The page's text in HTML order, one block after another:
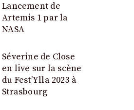
Lancement de
Artemis 1 par la
NASA
Séverine de Close
en live sur la scène
du Fest’Ylla 2023 à
Strasbourg